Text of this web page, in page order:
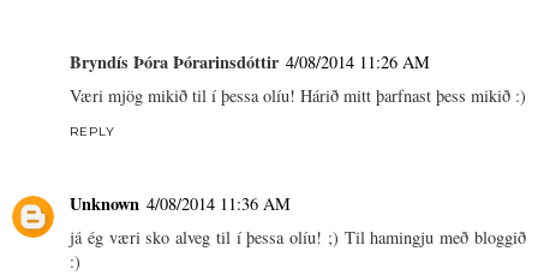
Bryndís Þóra Þórarinsdóttir 4/08/2014 11:26 AM
Væri mjög mikið til í þessa olíu! Hárið mitt þarfnast þess mikið :)
REPLY
Unknown 4/08/2014 11:36 AM
já ég væri sko alveg til í þessa olíu! ;) Til hamingju með bloggið
:)